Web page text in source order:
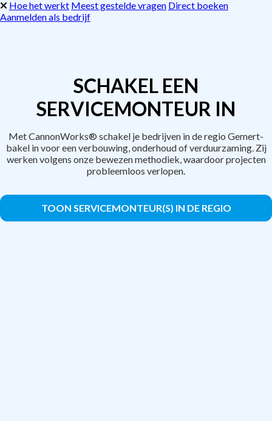
Hoe het werkt Meest gestelde vragen Direct boeken
Aanmelden als bedrijf
SCHAKEL EEN
SERVICEMONTEUR IN
Met CannonWorks® schakel je bedrijven in de regio Gemert-
bakel in voor een verbouwing, onderhoud of verduurzaming. Zij
werken volgens onze bewezen methodiek, waardoor projecten
probleemloos verlopen.
TOON SERVICEMONTEUR(S) IN DE REGIO